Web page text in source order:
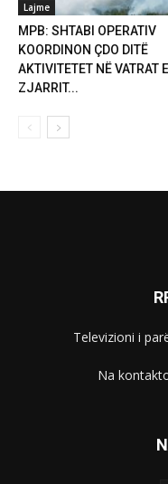
Lajme
MPB: SHTABI OPERATIV
KOORDINON ÇDO DITË
AKTIVITETET NË VATRAT E
ZJARRIT...
Televizioni i
Na